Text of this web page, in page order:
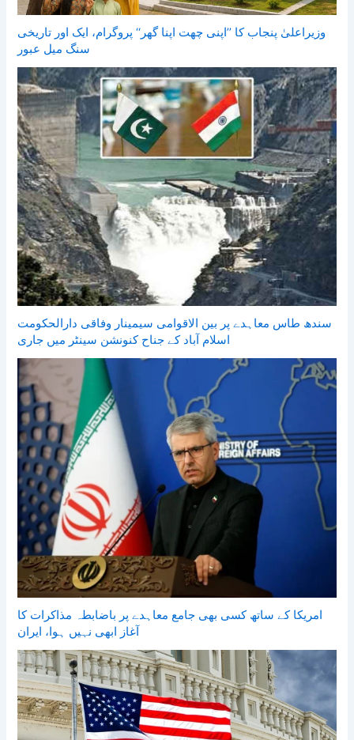
وزیراعلیٰ پنجاب کا ’’اپنی چھت اپنا گھر‘‘ پروگرام، ایک اور تاریخی
سنگ میل عبور
سندھ طاس معاہدے پر بین الاقوامی سیمینار وفاقی دارالحکومت
اسلام آباد کے جناح کنونشن سینٹر میں جاری
امریکا کے ساتھ کسی بھی جامع معاہدے پر باضابطہ مذاکرات کا
آغاز ابھی نہیں ہوا، ایران